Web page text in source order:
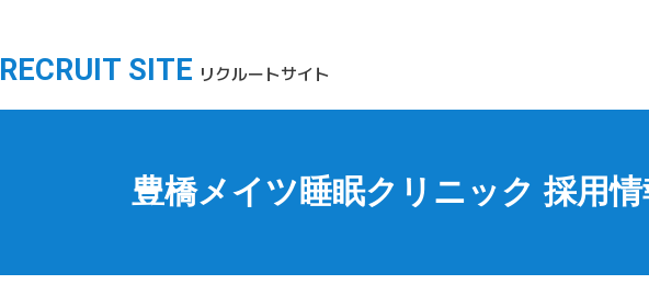
RECRUIT SITE リクルートサイト
豊橋メイツ睡眠クリニック 採用